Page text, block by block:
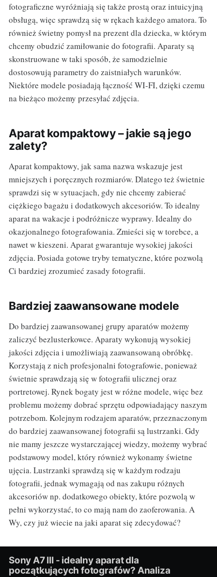
fotograficzne wyróżniają się także prostą oraz intuicyjną
obsługą, więc sprawdzą się w rękach każdego amatora. To
również świetny pomysł na prezent dla dziecka, w którym
chcemy obudzić zamiłowanie do fotografii. Aparaty są
skonstruowane w taki sposób, że samodzielnie
dostosowują parametry do zaistniałych warunków.
Niektóre modele posiadają łączność WI-FI, dzięki czemu
na bieżąco możemy przesyłać zdjęcia.
Aparat kompaktowy – jakie są jego
zalety?
Aparat kompaktowy, jak sama nazwa wskazuje jest
mniejszych i poręcznych rozmiarów. Dlatego też świetnie
sprawdzi się w sytuacjach, gdy nie chcemy zabierać
ciężkiego bagażu i dodatkowych akcesoriów. To idealny
aparat na wakacje i podróżnicze wyprawy. Idealny do
okazjonalnego fotografowania. Zmieści się w torebce, a
nawet w kieszeni. Aparat gwarantuje wysokiej jakości
zdjęcia. Posiada gotowe tryby tematyczne, które pozwolą
Ci bardziej zrozumieć zasady fotografii.
Bardziej zaawansowane modele
Do bardziej zaawansowanej grupy aparatów możemy
zaliczyć bezlusterkowce. Aparaty wykonują wysokiej
jakości zdjęcia i umożliwiają zaawansowaną obróbkę.
Korzystają z nich profesjonalni fotografowie, ponieważ
świetnie sprawdzają się w fotografii ulicznej oraz
portretowej. Rynek bogaty jest w różne modele, więc bez
problemu możemy dobrać sprzętu odpowiadający naszym
potrzebom. Kolejnym rodzajem aparatów, przeznaczonym
do bardziej zaawansowanej fotografii są lustrzanki. Gdy
nie mamy jeszcze wystarczającej wiedzy, możemy wybrać
podstawowy model, który również wykonamy świetne
ujęcia. Lustrzanki sprawdzą się w każdym rodzaju
fotografii, jednak wymagają od nas zakupu różnych
akcesoriów np. dodatkowego obiekty, które pozwolą w
pełni wykorzystać, to co mają nam do zaoferowania. A
Wy, czy już wiecie na jaki aparat się zdecydować?
Sony A7 III - idealny aparat dla
początkujących fotografów? Analiza